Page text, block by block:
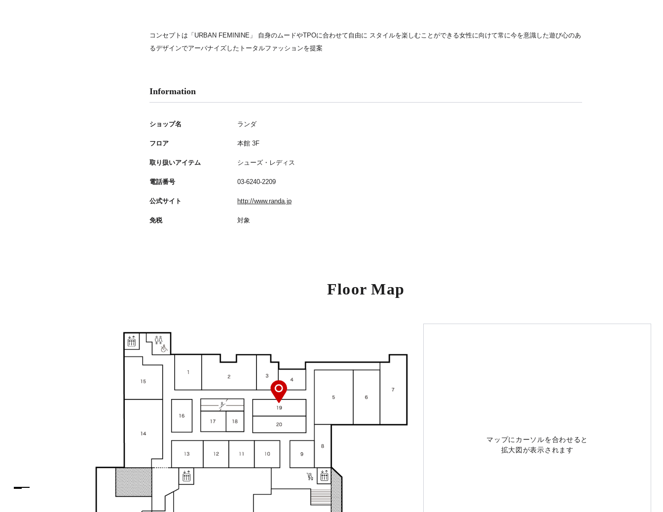
コンセプトは「URBAN FEMININE」 自身のムードやTPOに合わせて自由に スタイルを楽しむことができる女性に向けて常に今を意識した遊び心のあ
るデザインでアーバナイズしたトータルファッションを提案
Information
ショップ名 ランダ
フロア 本館 3F
取り扱いアイテム シューズ・レディス
電話番号 03-6240-2209
公式サイト http://www.randa.jp
免税 対象
Floor Map
マップにカーソルを合わせると
拡大図が表示されます